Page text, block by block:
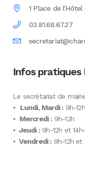
1 Place de
03.81.68.67.27
Infos pratiques
Le secrétariat de
• Lundi, Mardi :9h-
• Mercredi :9h-12h
• Jeudi :9h-12h et 14h-
• Vendredi :9h-12h et